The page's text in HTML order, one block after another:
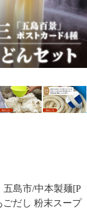
島市/中本製麺[P
ごだし 粉末スープ